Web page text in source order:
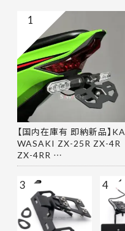
【国内在庫有 即納新品】KA
WASAKI ZX-25R ZX-4R
ZX-4RR …
1
3 4